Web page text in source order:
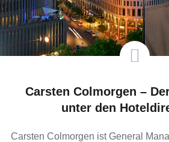
Carsten Colmorgen –
unter den
Carsten Colmorgen ist General